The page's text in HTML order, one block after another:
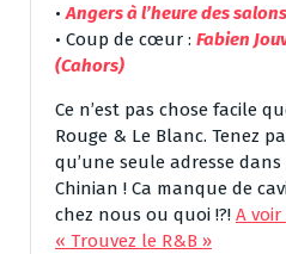
•Angers à l’heure des salons
• Coup de cœur : Fabien
(Cahors)
Ce n’est pas chose facile
Rouge & Le Blanc. Tenez
qu’une seule adresse dans
Chinian ! Ca manque de
chez nous ou quoi !?! A
« Trouvez le R&B »